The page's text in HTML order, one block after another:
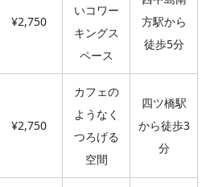
¥2,750
いコワー
キングス
ペース
方駅から
徒歩5分
¥2,750
カフェの
ようなく
つろげる
空間
四ツ橋駅
から徒歩3
分